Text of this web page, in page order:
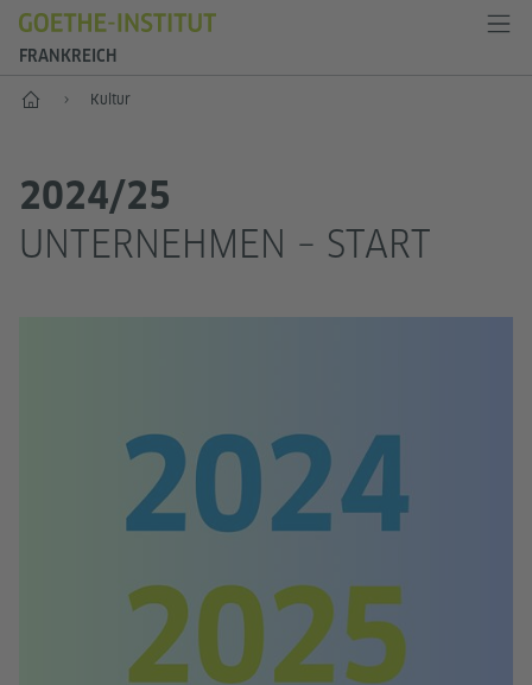
FRANKREICH
Start Kultur
2024/25
UNTERNEHMEN – START